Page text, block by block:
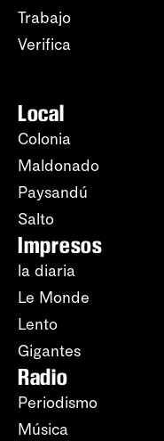
Trabajo
Verifica
Local
Colonia
Maldonado
Paysandú
Salto
Impresos
la diaria
Le Monde
Lento
Gigantes
Radio
Periodismo
Música